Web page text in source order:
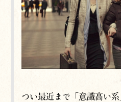
つい最近まで「意識高い